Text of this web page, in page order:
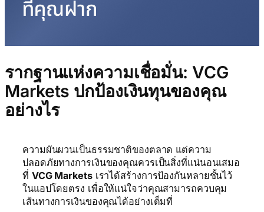
รากฐานแห่งความเชื่อมั่น: VCG
Markets ปกป้องเงินทุนของคุณ
อย่างไร
ความผันผวนเป็นธรรมชาติของตลาด แต่ความ
ปลอดภัยทางการเงินของคุณควรเป็นสิ่งที่แน่นอนเสมอ
ที่ VCG Marketsเราได้สร้างการป้องกันหลายชั้นไว้
ในแอปโดยตรง เพื่อให้แน่ใจว่าคุณสามารถควบคุม
เส้นทางการเงินของคุณได้อย่างเต็มที่